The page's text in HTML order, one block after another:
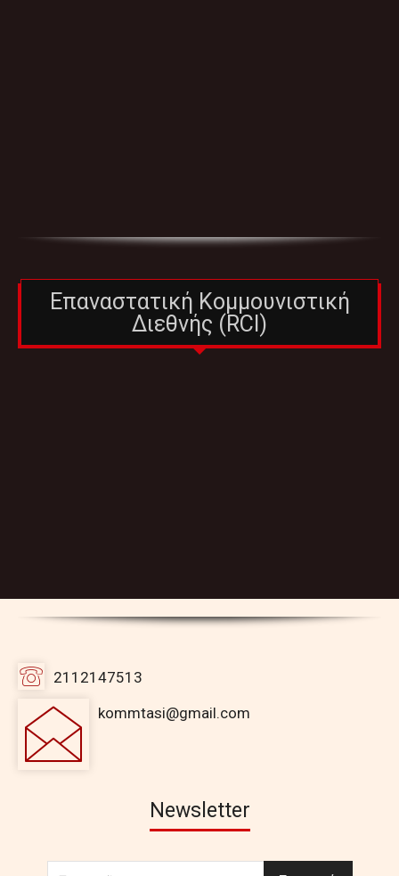
Επαναστατική Κομμουνιστική
Διεθνής (RCI)
2112147513
kommtasi@gmail.com
Newsletter